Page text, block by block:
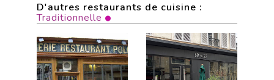
D'autres restaurants de cuisine :
Traditionnelle